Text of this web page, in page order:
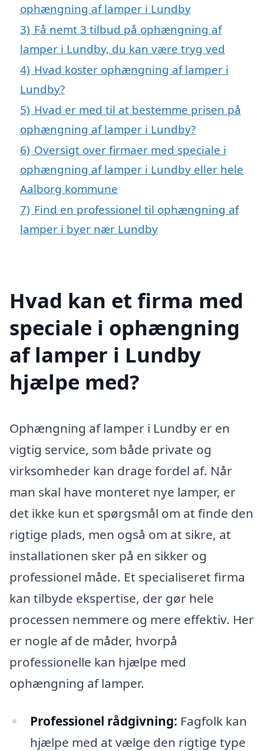
ophængning af lamper i Lundby
3) Få nemt 3 tilbud på ophængning af
lamper i Lundby, du kan være tryg ved
4) Hvad koster ophængning af lamper i
Lundby?
5) Hvad er med til at bestemme prisen på
ophængning af lamper i Lundby?
6) Oversigt over firmaer med speciale i
ophængning af lamper i Lundby eller hele
Aalborg kommune
7) Find en professionel til ophængning af
lamper i byer nær Lundby
Hvad kan et firma med
speciale i ophængning
af lamper i Lundby
hjælpe med?
Ophængning af lamper i Lundby er en
vigtig service, som både private og
virksomheder kan drage fordel af. Når
man skal have monteret nye lamper, er
det ikke kun et spørgsmål om at finde den
rigtige plads, men også om at sikre, at
installationen sker på en sikker og
professionel måde. Et specialiseret firma
kan tilbyde ekspertise, der gør hele
processen nemmere og mere effektiv. Her
er nogle af de måder, hvorpå
professionelle kan hjælpe med
ophængning af lamper.
Professionel rådgivning: Fagfolk kan
hjælpe med at vælge den rigtige type